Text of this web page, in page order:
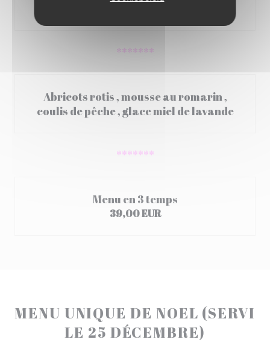
*******
Abricots rotis , mousse au romarin ,
coulis de pêche , glace miel de lavande
*******
Menu en 3 temps
39,00 EUR
MENU UNIQUE DE NOEL (SERVI
LE 25 DÉCEMBRE)